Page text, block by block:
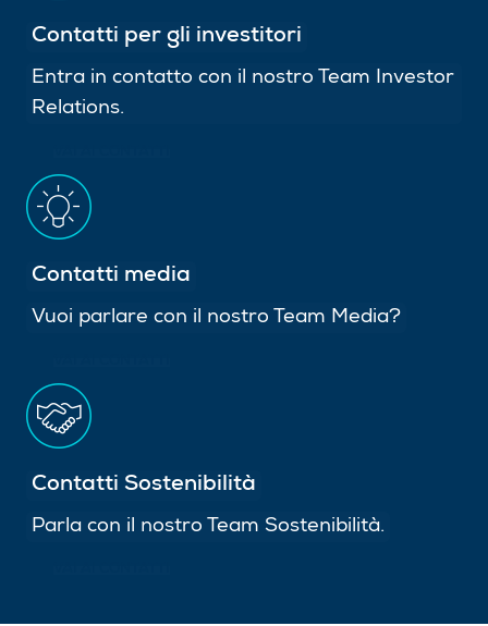
Contatti per gli investitori
Entra in contatto con il nostro Team Investor
Relations.
Contatti media
Vuoi parlare con il nostro Team Media?
Contatti Sostenibilità
Parla con il nostro Team Sostenibilità.